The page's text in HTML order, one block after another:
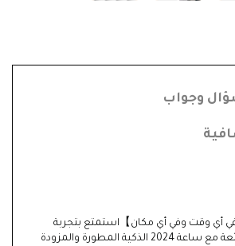
وجواب
في أي وقت وفي أي مكان】استمتع بتجربة
ساعاتنا الذكية الرائعة مع ساعة 2024 الذكية المطورة والمزودة